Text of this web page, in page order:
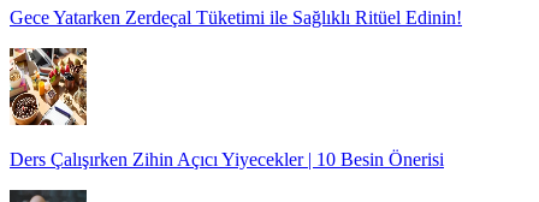
Gece Yatarken Zerdeçal Tüketimi ile Sağlıklı Ritüel Edinin!
Ders Çalışırken Zihin Açıcı Yiyecekler | 10 Besin Önerisi